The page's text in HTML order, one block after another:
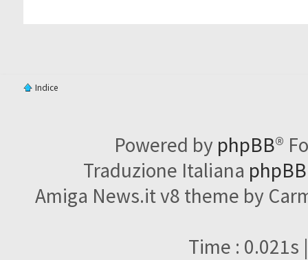
Indice
Powered by phpBB®
Traduzione Italiana
Amiga News.it v8 theme by
Time : 0.021s